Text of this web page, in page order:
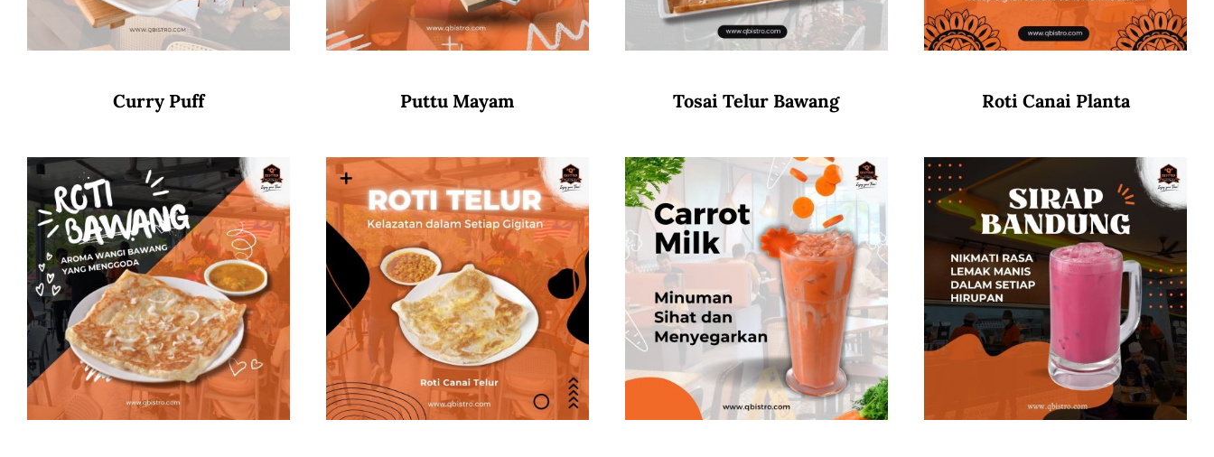
Curry Puff Puttu Mayam Tosai Telur Bawang Roti Canai Planta